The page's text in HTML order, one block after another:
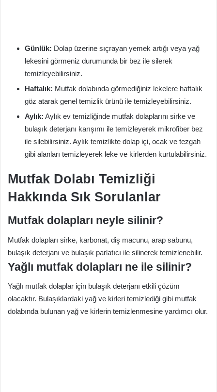
Günlük: Dolap üzerine sıçrayan yemek artığı veya yağ
lekesini görmeniz durumunda bir bez ile silerek
temizleyebilirsiniz.
Haftalık: Mutfak dolabında görmediğiniz lekelere haftalık
göz atarak genel temizlik ürünü ile temizleyebilirsiniz.
Aylık: Aylık ev temizliğinde mutfak dolaplarını sirke ve
bulaşık deterjanı karışımı ile temizleyerek mikrofiber bez
ile silebilirsiniz. Aylık temizlikte dolap içi, ocak ve tezgah
gibi alanları temizleyerek leke ve kirlerden kurtulabilirsiniz.
Mutfak Dolabı Temizliği
Hakkında Sık Sorulanlar
Mutfak dolapları neyle silinir?
Mutfak dolapları sirke, karbonat, diş macunu, arap sabunu,
bulaşık deterjanı ve bulaşık parlatıcı ile silinerek temizlenebilir.
Yağlı mutfak dolapları ne ile silinir?
Yağlı mutfak dolaplar için bulaşık deterjanı etkili çözüm
olacaktır. Bulaşıklardaki yağ ve kirleri temizlediği gibi mutfak
dolabında bulunan yağ ve kirlerin temizlenmesine yardımcı olur.